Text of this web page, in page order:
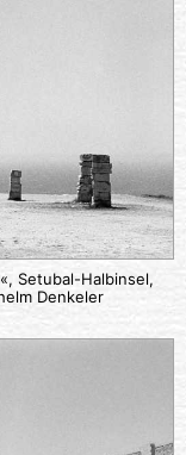
Setubal-Halbinsel,
Denkeler